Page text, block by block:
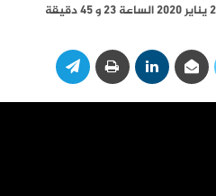
45 دقيقة